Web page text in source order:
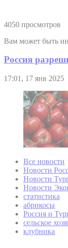
4050 просмотров
Вам может быть
Россия
17:01, 17 янв 2025
Все новости
Новости
Новости
Новости
статистика
абрикосы
Россия и
сельское
клубника